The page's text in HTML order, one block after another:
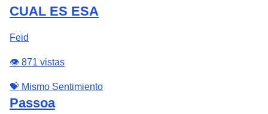
CUAL ES ESA
Feid
👁️ 871 vistas
💝 Mismo Sentimiento
Passoa